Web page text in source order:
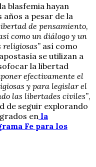
blasfemia hayan
a pesar de la
de pensamiento,
como un diálogo y un
religiosas” así como
se utilizan a
la libertad
efectivamente el
y para legislar el
las libertades civiles”,
de seguir explorando
en la
Fe para los